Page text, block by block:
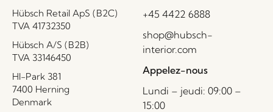
Hübsch Retail ApS (B2C)
TVA 41732350
Hübsch A/S (B2B)
TVA 33146450
HI-Park 381
7400 Herning
Denmark
+45 4422 6888
shop@hubsch-
interior.com
Appelez-nous
Lundi – jeudi: 09:00 –
15:00